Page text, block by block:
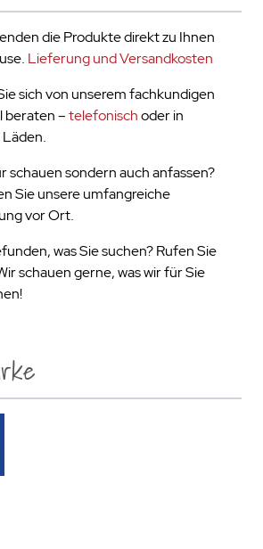
die Produkte direkt zu Ihnen
Lieferung und Versandkosten
sich von unserem fachkundigen
beraten –telefonischoder in
schauen sondern auch anfassen?
Sie unsere umfangreiche
vor Ort.
was Sie suchen? Rufen Sie
schauen gerne, was wir für Sie